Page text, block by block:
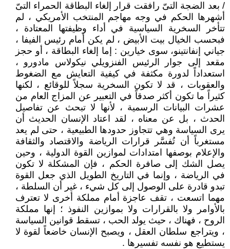
/ بعد الضجة التىّ رافقت قرار إلغاء البطاقة الحمراء التىّ
أشهرها الحكم في وجه مهاجم المنتخب الأمريكي ، لم
تتأخر السخرية السياسية في أداء وظيفتها المعتادة ،
فبحسب الخيال بيت الأبيض ، لم يكن أمام رئيس الفيفا ،
جياني إنفانتينو، سوى خيارين : إما إلغاء البطاقة ، أو حجز
مقعد إلى جوار الرئيس الفنزويلي نيكولاس مادورو ،
استعداداً لدورة مكثفة في كيفية التعايش مع الضغوط
والعقوبات ، قد لا تكون السخرية سجلاً للوقائع ، لكنها
كثيراً ما تكون أكثر صدقاً في التعبير عن المزاج العام من
عشرات البيانات الرسمية ، لأنها لا تبحث عن تفاصيل
الحدث ، بل عن معناه ، لقد اعتاد الإنسان الحديث أن
يرى السياسة وهي تتجاوز حدودها الطبيعية ، حتى لم يعد
مستغرباً أن تُفسَّر قرارات الرياضة والاقتصاد والثقافة
والإعلام بوصفها امتدادات لموازين القوة الدولية ، وحين
يصل الشك إلى صافرة الحكم ، فإن المشكلة لا تكون
في الرياضة ، وإنما في التاريخ الطويل الذي جعل القوة
تبدو قادرة على الوصول إلى كل شيء ، غير أن السلطة ،
مهما اتسعت ، تقف عاجزة أمام مملكة أخرى لا تعترف
بالأوامر ولا بالقرارات ولا بموازين النفوذ ؛ إنها مملكة
الروح ، فهناك ، حيث يولد الحب ، تسقط قوانين السياسة
، ويتراجع سلطان العقل ، ويصبح الإنسان خاضعاً لقوة لا
يستطيع هو نفسه تفسيرها .